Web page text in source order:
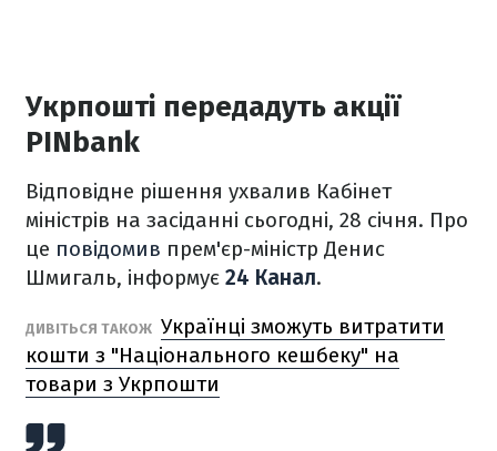
Укрпошті передадуть акції
PINbank
Відповідне рішення ухвалив Кабінет
міністрів на засіданні сьогодні, 28 січня. Про
це повідомив прем'єр-міністр Денис
Шмигаль, інформує 24 Канал.
ДИВІТЬСЯ ТАКОЖ Українці зможуть витратити
кошти з "Національного кешбеку" на
товари з Укрпошти